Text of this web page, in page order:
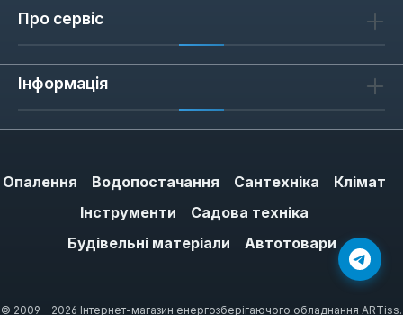
Про сервіс
Інформація
Опалення Водопостачання Сантехніка
Клімат
Інструменти
Садова техніка
Будівельні матеріали
Автотовари
© 2009 - 2026 Інтернет-магазин енергозберігаючого обладнання ARTiss.